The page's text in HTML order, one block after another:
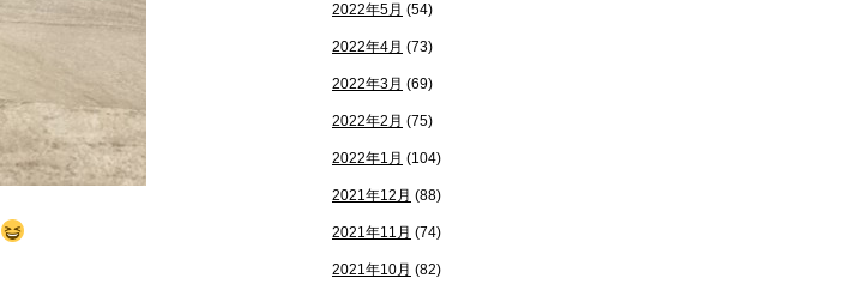
2022年5月 (54)
2022年4月 (73)
2022年3月 (69)
2022年2月 (75)
2022年1月 (104)
2021年12月 (88)
2021年11月 (74)
2021年10月 (82)